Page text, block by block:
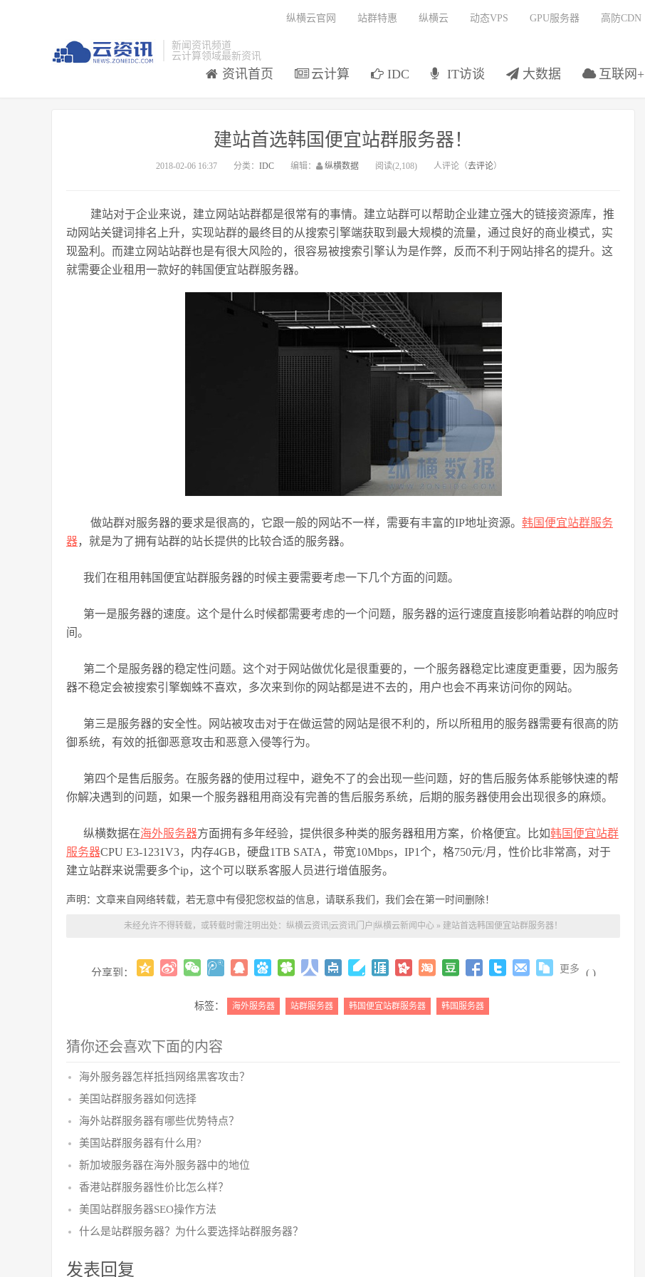
新闻资讯频道
云计算领域最新资讯
资讯首页 云计算 IDC IT访谈 大数据 互联网+
纵横云官网 站群特惠 纵横云 动态VPS GPU服务器 高防CDN
建站首选韩国便宜站群服务器！
2018-02-06 16:37 分类： IDC 编辑： 纵横数据 阅读(2,108) 人评论（去评论）
建站对于企业来说，建立网站站群都是很常有的事情。建立站群可以帮助企业建立强大的链接资源库，推
动网站关键词排名上升，实现站群的最终目的从搜索引擎端获取到最大规模的流量，通过良好的商业模式，实
现盈利。而建立网站站群也是有很大风险的，很容易被搜索引擎认为是作弊，反而不利于网站排名的提升。这
就需要企业租用一款好的韩国便宜站群服务器。
做站群对服务器的要求是很高的，它跟一般的网站不一样，需要有丰富的IP地址资源。 韩国便宜站群服务
器，就是为了拥有站群的站长提供的比较合适的服务器。
我们在租用韩国便宜站群服务器的时候主要需要考虑一下几个方面的问题。
第一是服务器的速度。这个是什么时候都需要考虑的一个问题，服务器的运行速度直接影响着站群的响应时
间。
第二个是服务器的稳定性问题。这个对于网站做优化是很重要的，一个服务器稳定比速度更重要，因为服务
器不稳定会被搜索引擎蜘蛛不喜欢，多次来到你的网站都是进不去的，用户也会不再来访问你的网站。
第三是服务器的安全性。网站被攻击对于在做运营的网站是很不利的，所以所租用的服务器需要有很高的防
御系统，有效的抵御恶意攻击和恶意入侵等行为。
第四个是售后服务。在服务器的使用过程中，避免不了的会出现一些问题，好的售后服务体系能够快速的帮
你解决遇到的问题，如果一个服务器租用商没有完善的售后服务系统，后期的服务器使用会出现很多的麻烦。
纵横数据在海外服务器方面拥有多年经验，提供很多种类的服务器租用方案，价格便宜。比如韩国便宜站群
服务器CPU E3-1231V3，内存4GB，硬盘1TB SATA，带宽10Mbps，IP1个，格750元/月，性价比非常高，对于
建立站群来说需要多个ip，这个可以联系客服人员进行增值服务。
声明：文章来自网络转载，若无意中有侵犯您权益的信息，请联系我们，我们会在第一时间删除！
未经允许不得转载，或转载时需注明出处： 纵横云资讯|云资讯门户|纵横云新闻中心 » 建站首选韩国便宜站群服务器！
分享到： 更多 ( )
标签： 海外服务器 站群服务器 韩国便宜站群服务器 韩国服务器
猜你还会喜欢下面的内容
海外服务器怎样抵挡网络黑客攻击？
美国站群服务器如何选择
海外站群服务器有哪些优势特点？
美国站群服务器有什么用?
新加坡服务器在海外服务器中的地位
香港站群服务器性价比怎么样？
美国站群服务器SEO操作方法
什么是站群服务器？为什么要选择站群服务器？
发表回复